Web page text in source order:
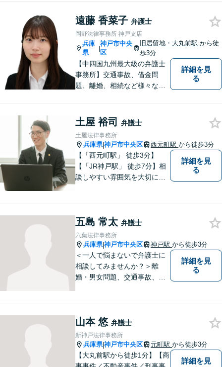
気軽にご相談ください。
遠藤 香菜子 弁護士
岡野法律事務所 神戸支店
兵庫
県
|
神戸市中央
区
旧居留地・大丸前駅から徒
歩3分
【中四国九州最大級の弁護士
事務所】交通事故、借金問
題、離婚、相続など様々な問
まずはお気軽にご相談くださ
詳細を見
る
土屋 裕司 弁護士
土屋法律事務所
兵庫県|神戸市中央区 西元町駅 から徒歩3分
【「西元町駅」 徒歩3分】
【「JR神戸駅」 徒歩7分】相
談しやすい雰囲気を大切に
丁寧にお聞きし、最適な解決
策を迅速に提供することをお
約束します。【法テラス利用
可】
詳細を見
る
五島 常太 弁護士
六葉法律事務所
兵庫県|神戸市中央区 神戸駅 から徒歩3分
＜一人で悩まないで弁護士に
相談してみませんか？＞離
婚・男女問題、交通事故、刑
い。
詳細を見
る
山本 悠 弁護士
新神戸法律事務所
兵庫県|神戸市中央区 元町駅 から徒歩3分
【大丸前駅から徒歩1分】【商
詳細を見